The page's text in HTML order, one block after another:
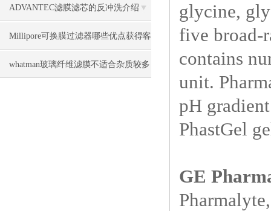
ADVANTEC滤膜滤芯的反冲洗介绍
Millipore可换膜过滤器哪些优点获得客
户认可
whatman玻璃纤维滤膜不适合杂质较多
glycine,
five broad-
contains
unit.
pH
PhastGel
GE